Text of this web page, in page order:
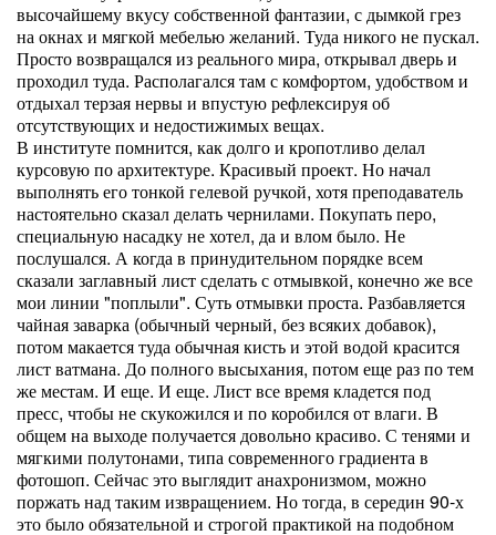
высочайшему вкусу собственной фантазии, с дымкой грез
на окнах и мягкой мебелью желаний. Туда никого не пускал.
Просто возвращался из реального мира, открывал дверь и
проходил туда. Располагался там с комфортом, удобством и
отдыхал терзая нервы и впустую рефлексируя об
отсутствующих и недостижимых вещах.
В институте помнится, как долго и кропотливо делал
курсовую по архитектуре. Красивый проект. Но начал
выполнять его тонкой гелевой ручкой, хотя преподаватель
настоятельно сказал делать чернилами. Покупать перо,
специальную насадку не хотел, да и влом было. Не
послушался. А когда в принудительном порядке всем
сказали заглавный лист сделать с отмывкой, конечно же все
мои линии "поплыли". Суть отмывки проста. Разбавляется
чайная заварка (обычный черный, без всяких добавок),
потом макается туда обычная кисть и этой водой красится
лист ватмана. До полного высыхания, потом еще раз по тем
же местам. И еще. И еще. Лист все время кладется под
пресс, чтобы не скукожился и по коробился от влаги. В
общем на выходе получается довольно красиво. С тенями и
мягкими полутонами, типа современного градиента в
фотошоп. Сейчас это выглядит анахронизмом, можно
поржать над таким извращением. Но тогда, в середин 90-х
это было обязательной и строгой практикой на подобном